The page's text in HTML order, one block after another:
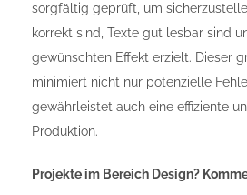
sorgfältig geprüft, um
korrekt sind, Texte gut lesbar sind
gewünschten Effekt erzielt. Dieser
minimiert nicht nur potenzielle
gewährleistet auch eine effiziente
Produktion.
Projekte im Bereich Design?